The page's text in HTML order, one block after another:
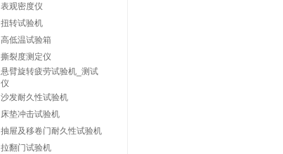
表观密度仪
扭转试验机
高低温试验箱
撕裂度测定仪
悬臂旋转疲劳试验机_测试
仪
沙发耐久性试验机
床垫冲击试验机
抽屉及移卷门耐久性试验机
拉翻门试验机